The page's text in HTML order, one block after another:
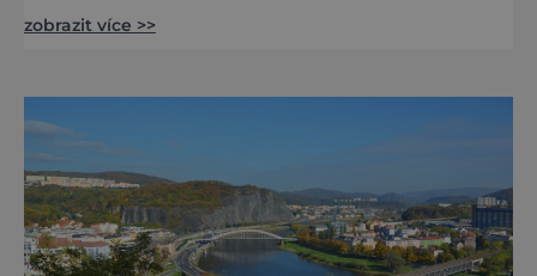
jsou však časově omezené. Jejich přehled
Staré pověsti české, která se nese ve
znamení návratu nejslavnějšího úste
zobrazit více >>